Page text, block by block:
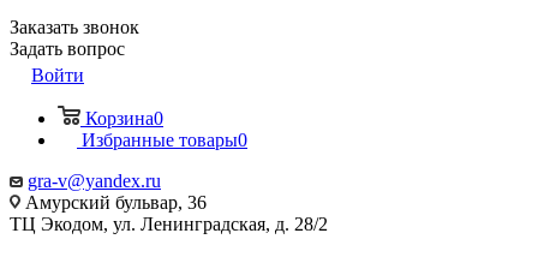
Заказать звонок
Задать вопрос
Войти
Корзина0
Избранные товары0
gra-v@yandex.ru
Амурский бульвар, 36
ТЦ Экодом, ул. Ленинградская, д. 28/2